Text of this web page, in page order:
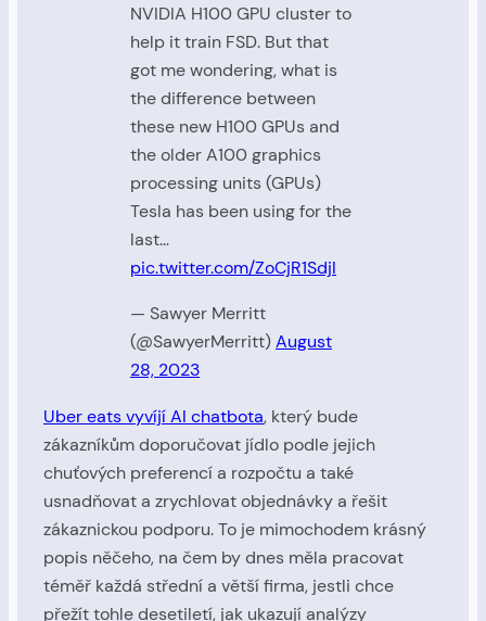
NVIDIA H100 GPU cluster to
help it train FSD. But that
got me wondering, what is
the difference between
these new H100 GPUs and
the older A100 graphics
processing units (GPUs)
Tesla has been using for the
last…
pic.twitter.com/ZoCjR1SdjI
— Sawyer Merritt
(@SawyerMerritt)August
28, 2023
Uber eats vyvíjí AI chatbota, který bude
zákazníkům doporučovat jídlo podle jejich
chuťových preferencí a rozpočtu a také
usnadňovat a zrychlovat objednávky a řešit
zákaznickou podporu. To je mimochodem krásný
popis něčeho, na čem by dnes měla pracovat
téměř každá střední a větší firma, jestli chce
přežít tohle desetiletí, jak ukazují analýzy